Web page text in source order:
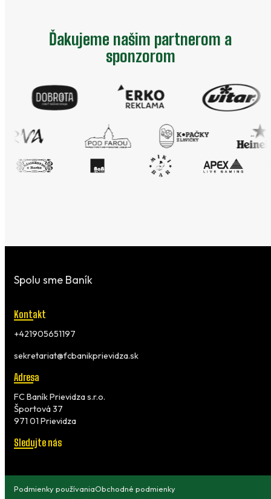
Ďakujeme našim partnerom a
sponzorom
Spolu sme Baník
Kontakt
+421905651197
sekretariat@fcbanikprievidza.sk
Adresa
FC Baník Prievidza s.r.o.
Športová 37
971 01 Prievidza
Sledujte nás
Podmienky používaniaObchodné podmienky